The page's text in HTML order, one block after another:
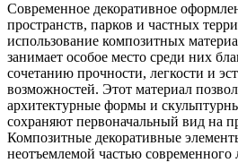
Современное декоративное
пространств, парков и частных
использование композитных
занимает особое место среди них
сочетанию прочности, легкости и
возможностей. Этот материал
архитектурные формы и
сохраняют первоначальный вид на
Композитные декоративные
неотъемлемой частью